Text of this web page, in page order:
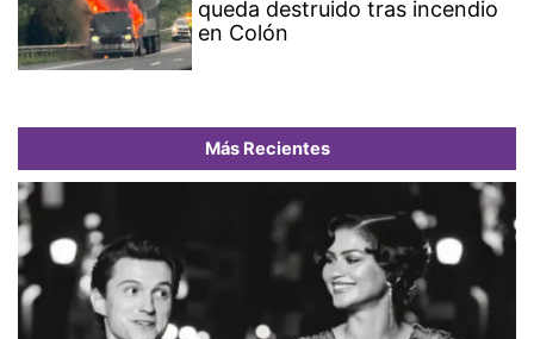
queda destruido tras incendio
en Colón
Más Recientes